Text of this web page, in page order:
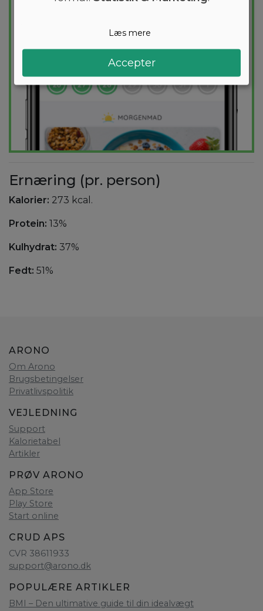
Ernæring (pr. person)
Kalorier: 273 kcal.
Protein: 13%
Kulhydrat: 37%
Fedt: 51%
ARONO
Om Arono
Brugsbetingelser
Privatlivspolitik
VEJLEDNING
Support
Kalorietabel
Artikler
PRØV ARONO
App Store
Play Store
Start online
CRUD APS
CVR 38611933
support@arono.dk
POPULÆRE ARTIKLER
BMI – Den ultimative guide til din idealvægt
Læs mere
Accepter